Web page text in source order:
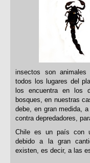
insectos son animales
todos los lugares del
los encuentra en los
bosques, en nuestras
debe, en gran medida,
contra depredadores,
Chile es un país con
debido a la gran
existen, es decir, a las